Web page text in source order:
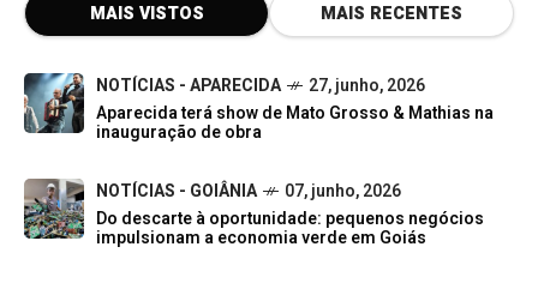
MAIS VISTOS MAIS RECENTES
NOTÍCIAS - APARECIDA
27, junho, 2026
Aparecida terá show de Mato Grosso & Mathias na
inauguração de obra
NOTÍCIAS - GOIÂNIA
07, junho, 2026
Do descarte à oportunidade: pequenos negócios
impulsionam a economia verde em Goiás